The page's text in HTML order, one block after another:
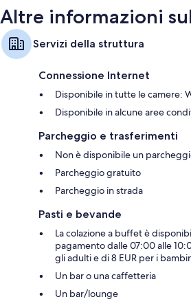
Altre informazioni
Servizi della struttura
Connessione Internet
Disponibile in tutte le camere:
Disponibile in alcune aree
Parcheggio e trasferimenti
Non è disponibile un
Parcheggio gratuito
Parcheggio in strada
Pasti e bevande
La colazione a buffet è
pagamento dalle 07:00 alle
gli adulti e di 8 EUR per i
Un bar o una caffetteria
Un bar/lounge